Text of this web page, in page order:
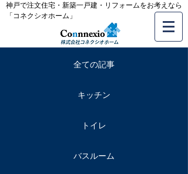
神戸で注文住宅・新築一戸建・リフォームをお考えなら
「コネクシオホーム」
全ての記事
キッチン
トイレ
バスルーム